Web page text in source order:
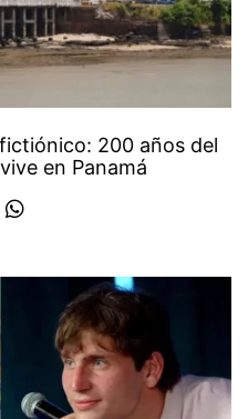
200 años del
en Panamá